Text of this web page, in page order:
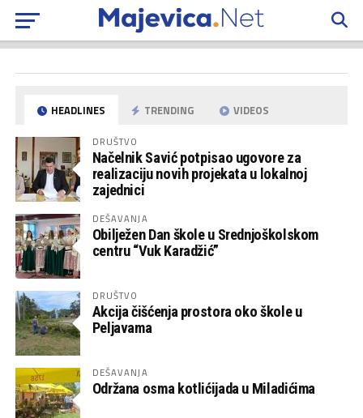
HEADLINES TRENDING VIDEOS
DRUŠTVO
Načelnik Savić potpisao ugovore za
realizaciju novih projekata u lokalnoj
zajednici
DEŠAVANJA
Obilježen Dan škole u Srednjoškolskom
centru “Vuk Karadžić”
DRUŠTVO
Akcija čišćenja prostora oko škole u
Peljavama
DEŠAVANJA
Održana osma kotlićijada u Miladićima